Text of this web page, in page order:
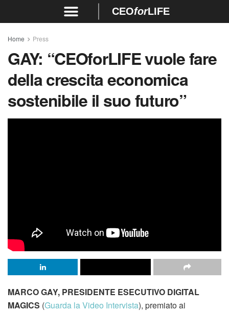
CEOforLIFE
Home Press
GAY: “CEOforLIFE vuole fare
della crescita economica
sostenibile il suo futuro”
MARCO GAY, PRESIDENTE ESECUTIVO DIGITAL
MAGICS (Guarda la Video Intervista), premiato ai